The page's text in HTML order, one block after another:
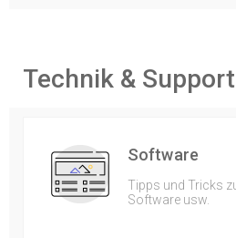
Technik & Support
Software
Tipps und Tricks
Software usw.